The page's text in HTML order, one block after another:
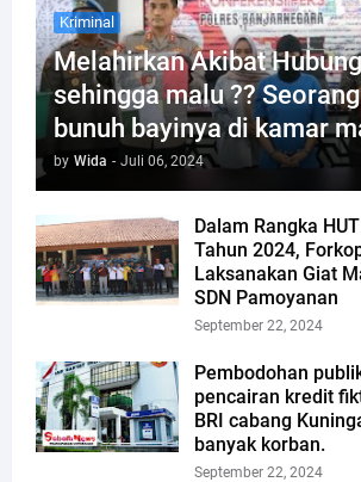
Kriminal
Melahirkan Akibat
sehingga malu ??
bunuh bayinya di kamar
by Wida - Juli 06, 2024
Dalam Rangka
Tahun 2024,
Laksanakan Giat
SDN Pamoyanan
September 22, 2024
Pembodohan
pencairan kredit
BRI cabang
banyak korban.
September 22, 2024